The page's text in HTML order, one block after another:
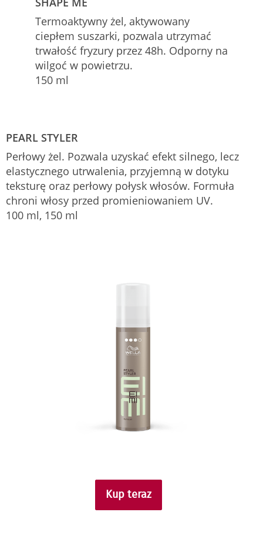
Termoaktywny żel, aktywowany
ciepłem suszarki, pozwala utrzymać
trwałość fryzury przez 48h. Odporny na
wilgoć w powietrzu.
150 ml
PEARL STYLER
Perłowy żel. Pozwala uzyskać efekt silnego, lecz
elastycznego utrwalenia, przyjemną w dotyku
teksturę oraz perłowy połysk włosów. Formuła
chroni włosy przed promieniowaniem UV.
100 ml, 150 ml
Kup teraz